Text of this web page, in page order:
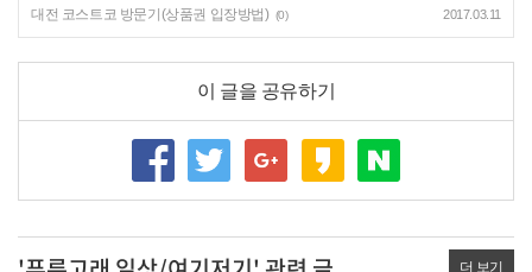
대전 코스트코 방문기(상품권 입장방법) (0) 2017.03.11
이 글을 공유하기
더 보기